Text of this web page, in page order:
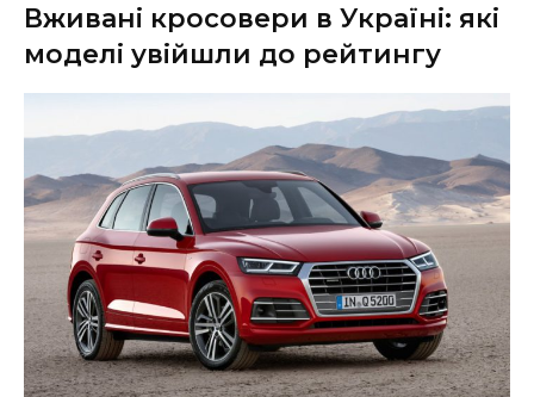
Вживані кросовери в Україні: які
моделі увійшли до рейтингу